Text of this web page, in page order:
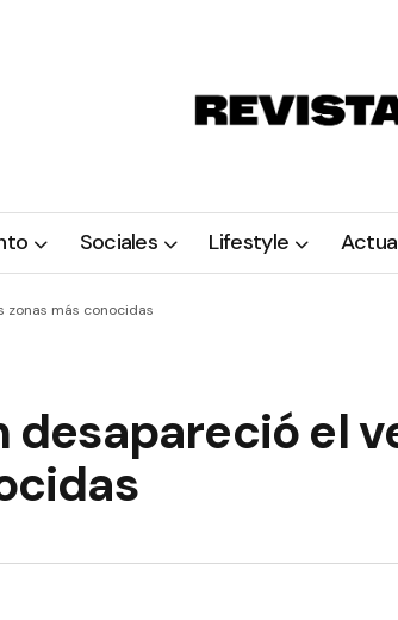
Sociales Lifestyle
zonas más conocidas
desapareció el